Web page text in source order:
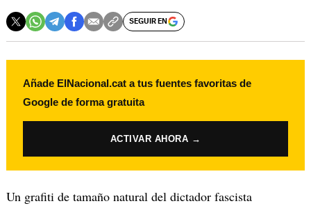
SEGUIR EN
Añade ElNacional.cat a tus fuentes favoritas de
Google de forma gratuita
ACTIVAR AHORA →
Un grafiti de tamaño natural del dictador fascista